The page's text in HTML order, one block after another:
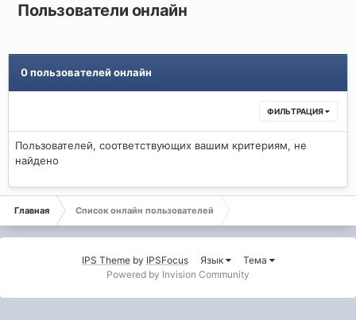
Пользователи онлайн
0 пользователей онлайн
ФИЛЬТРАЦИЯ
Пользователей, соответствующих вашим критериям, не
найдено
Главная Список онлайн пользователей
IPS Themeby IPSFocus Язык
Тема
Powered by Invision Community